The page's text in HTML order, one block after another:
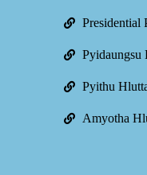
Presidential
Pyidaungsu
Pyithu
Amyotha